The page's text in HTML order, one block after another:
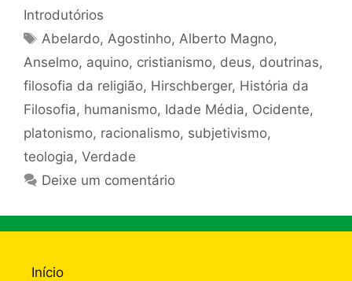
Introdutórios
Tags
Abelardo, Agostinho, Alberto Magno,
Anselmo, aquino, cristianismo, deus, doutrinas,
filosofia da religião, Hirschberger, História da
Filosofia, humanismo, Idade Média, Ocidente,
platonismo, racionalismo, subjetivismo,
teologia, Verdade
Deixe um comentário
Início